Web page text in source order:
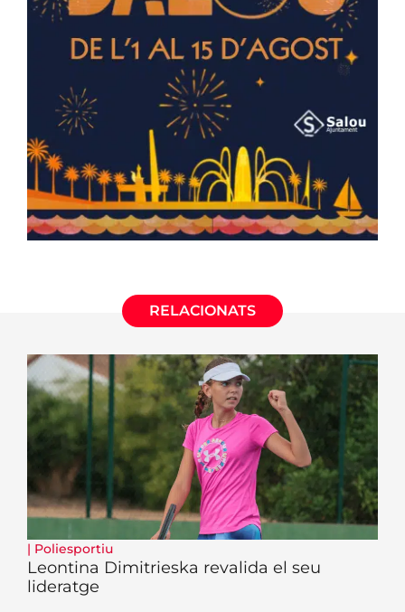
RELACIONATS
| Poliesportiu
Leontina Dimitrieska revalida el seu
lideratge